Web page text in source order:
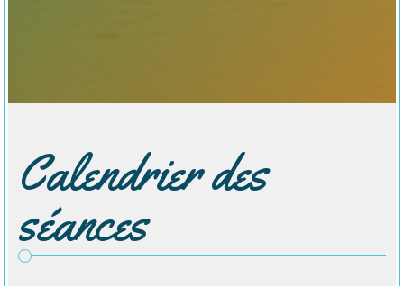
Calendrier des
séances